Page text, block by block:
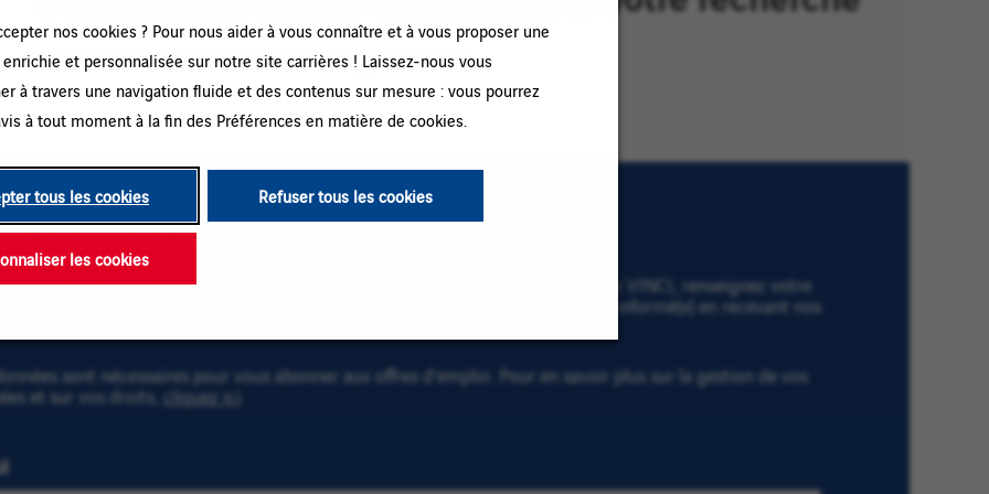
nos cookies ? Pour nous aider à vous connaître et à vous proposer une
et personnalisée sur notre site carrières ! Laissez-nous vous
à travers une navigation fluide et des contenus sur mesure : vous pourrez
à tout moment à la fin des Préférences en matière de cookies.
tous les cookies Refuser tous les cookies
les cookies
Veuillez saisir une nouvelle recherche ou élargir vos critères.
à l’alerte emploi
des alertes emploi et rester informé(e) des futurs postes à pourvoir chez VINCI, renseignez votre
email et vos critères. Cliquez sur « Ajouter » puis sur « M'abonner » et restez informé(e) en recevant nos
sont nécessaires pour vous abonner aux offres d’emploi. Pour en savoir plus sur la gestion de vos
et sur vos droits, cliquez ici